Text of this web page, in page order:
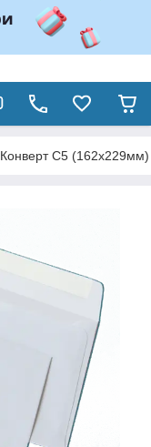
Конверт С5 (162х229мм)